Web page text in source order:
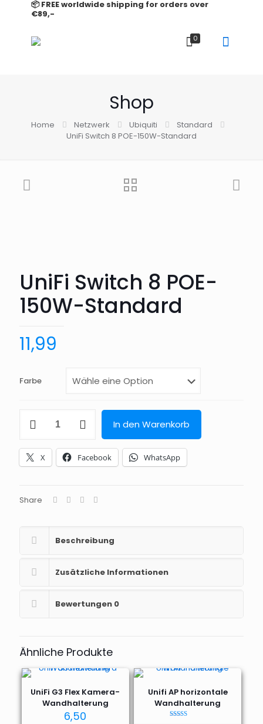
📦 FREE worldwide shipping for orders over
€89,-
0
Shop
Home Netzwerk Ubiquiti
Standard
UniFi Switch 8 POE-150W-Standard
UniFi Switch 8 POE-
150W-Standard
11,99
Farbe
Switch
POE-
150W-
Standard
In den Warenkorb
X Facebook WhatsApp
Share
Beschreibung
Zusätzliche Informationen
Bewertungen 0
Ähnliche Produkte
UniFi G3 Flex Kamera-
Wandhalterung
6,50
Unifi AP horizontale
Wandhalterung